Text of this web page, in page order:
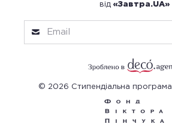
від «Завтра.UA»
© 2026 Стипендіальна програма